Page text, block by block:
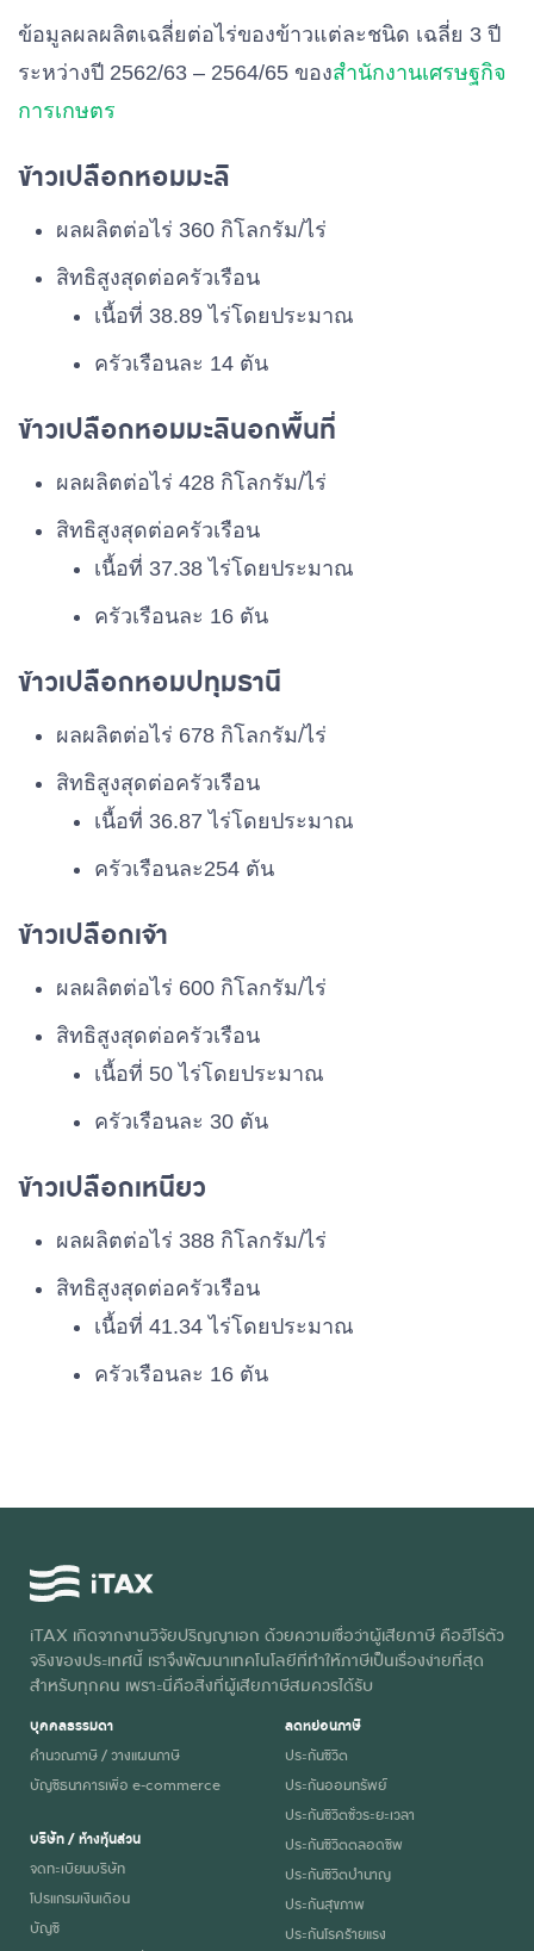
ข้อมูลผลผลิตเฉลี่ยต่อไร่ของข้าวแต่ละชนิด เฉลี่ย 3 ปี
ระหว่างปี 2562/63 – 2564/65 ของสำนักงานเศรษฐกิจ
การเกษตร
ข้าวเปลือกหอมมะลิ
ผลผลิตต่อไร่ 360 กิโลกรัม/ไร่
สิทธิสูงสุดต่อครัวเรือน
เนื้อที่ 38.89 ไร่โดยประมาณ
ครัวเรือนละ 14 ตัน
ข้าวเปลือกหอมมะลินอกพื้นที่
ผลผลิตต่อไร่ 428 กิโลกรัม/ไร่
สิทธิสูงสุดต่อครัวเรือน
เนื้อที่ 37.38 ไร่โดยประมาณ
ครัวเรือนละ 16 ตัน
ข้าวเปลือกหอมปทุมธานี
ผลผลิตต่อไร่ 678 กิโลกรัม/ไร่
สิทธิสูงสุดต่อครัวเรือน
เนื้อที่ 36.87 ไร่โดยประมาณ
ครัวเรือนละ254 ตัน
ข้าวเปลือกเจ้า
ผลผลิตต่อไร่ 600 กิโลกรัม/ไร่
สิทธิสูงสุดต่อครัวเรือน
เนื้อที่ 50 ไร่โดยประมาณ
ครัวเรือนละ 30 ตัน
ข้าวเปลือกเหนียว
ผลผลิตต่อไร่ 388 กิโลกรัม/ไร่
สิทธิสูงสุดต่อครัวเรือน
เนื้อที่ 41.34 ไร่โดยประมาณ
ครัวเรือนละ 16 ตัน
iTAX เกิดจากงานวิจัยปริญญาเอก ด้วยความเชื่อว่าผู้เสียภาษี คือฮีโร่ตัว
จริงของประเทศนี้ เราจึงพัฒนาเทคโนโลยีที่ทำให้ภาษีเป็นเรื่องง่ายที่สุด
สำหรับทุกคน เพราะนี่คือสิ่งที่ผู้เสียภาษีสมควรได้รับ
บุคคลธรรมดา
คำนวณภาษี / วางแผนภาษี
บัญชีธนาคารเพื่อ e-commerce
บริษัท / ห้างหุ้นส่วน
จดทะเบียนบริษัท
โปรแกรมเงินเดือน
บัญชี
ลดหย่อนภาษี
ประกันชีวิต
ประกันออมทรัพย์
ประกันชีวิตชั่วระยะเวลา
ประกันชีวิตตลอดชีพ
ประกันชีวิตบำนาญ
ประกันสุขภาพ
ประกันโรคร้ายแรง